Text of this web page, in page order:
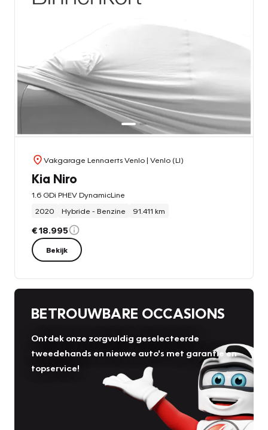
Vakgarage Lennaerts Venlo| Venlo (LI)
Kia Niro
1.6 GDi PHEV DynamicLine
2020
Hybride - Benzine 91.411 km
€ 18.995
Bekijk
BETROUWBARE OCCASIONS
Ontdek onze zorgvuldig geselecteerde
tweedehands en nieuwe auto's met garantie en
topservice!